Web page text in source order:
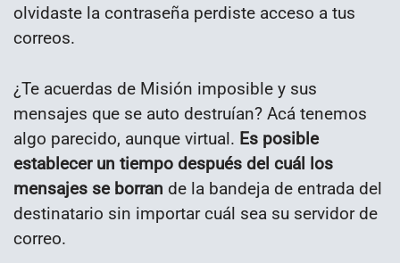
olvidaste la contraseña perdiste acceso a tus
correos.
¿Te acuerdas de Misión imposible y sus
mensajes que se auto destruían? Acá tenemos
algo parecido, aunque virtual. Es posible
establecer un tiempo después del cuál los
mensajes se borran de la bandeja de entrada del
destinatario sin importar cuál sea su servidor de
correo.